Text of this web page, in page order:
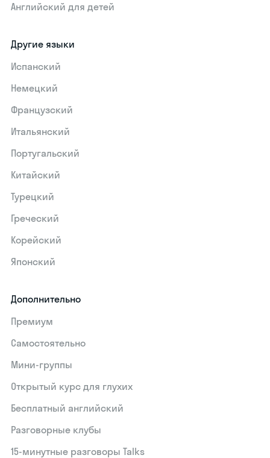
Английский для детей
Другие языки
Испанский
Немецкий
Французский
Итальянский
Португальский
Китайский
Турецкий
Греческий
Корейский
Японский
Дополнительно
Премиум
Самостоятельно
Мини-группы
Открытый курс для глухих
Бесплатный английский
Разговорные клубы
15‑минутные разговоры Talks